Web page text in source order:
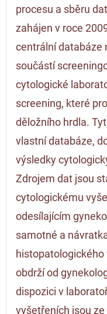
procesu a sběru
zahájen v roce
centrální databáze
součástí
cytologické
screening, které
děložního hrdla.
vlastní databáze,
výsledky
Zdrojem dat jsou
cytologickému
odesílajícím
samotné a
obdrží od
dispozici v
vyšetřeních jsou